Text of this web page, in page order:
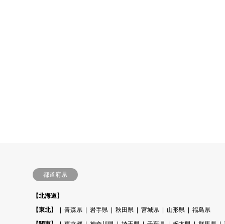
都道府県
【北海道】
【東北】
青森県 岩手県 秋田県 宮城県 山形県
福島県